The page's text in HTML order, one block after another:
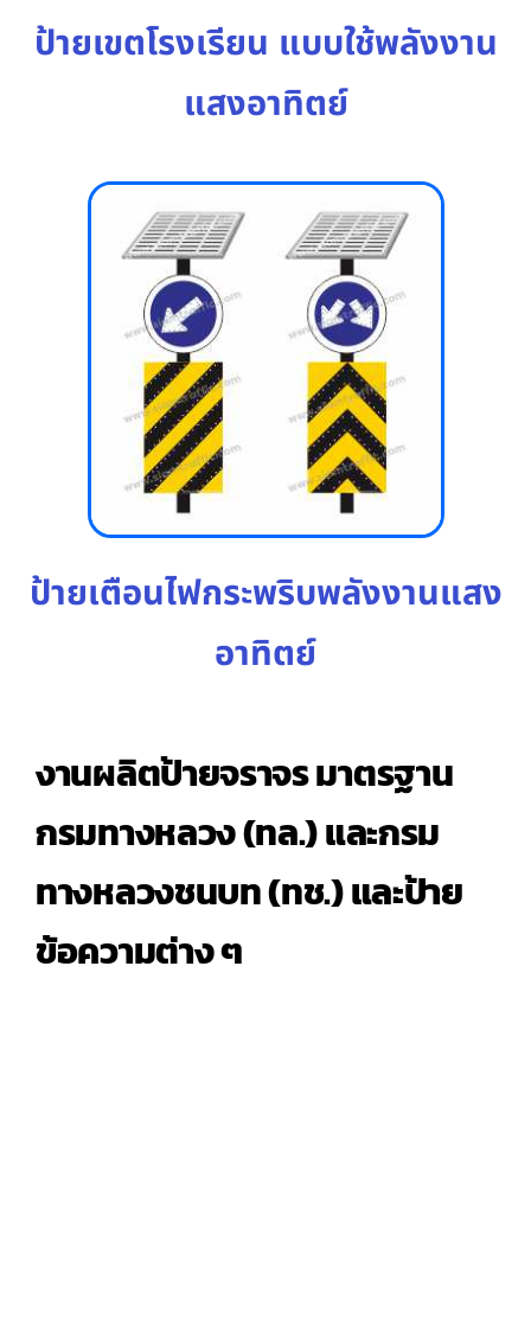
ป้ายเขตโรงเรียน แบบใช้พลังงาน
แสงอาทิตย์
ป้ายเตือนไฟกระพริบพลังงานแสง
อาทิตย์
งานผลิตป้ายจราจร มาตรฐาน
กรมทางหลวง (ทล.) และกรม
ทางหลวงชนบท (ทช.) และป้าย
ข้อความต่าง ๆ